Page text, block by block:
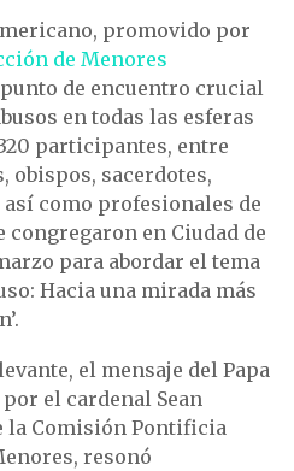
promovido por
de Menores
de encuentro crucial
en todas las esferas
participantes, entre
obispos, sacerdotes,
como profesionales de
en Ciudad de
para abordar el tema
Hacia una mirada más
el mensaje del Papa
el cardenal Sean
la Comisión Pontificia
resonó